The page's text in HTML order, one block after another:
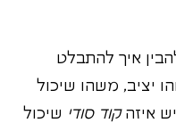
איך להתבלט
יציב, משהו שיכול
איזהקוד סודי שיכול